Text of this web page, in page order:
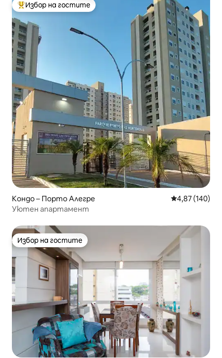
Най-популярен избор на гостите
Избор на гостите
Кондо – Порто Алегре Средна
4,87 (140)
Уютен апартамент
Избор на гостите
Избор на гостите